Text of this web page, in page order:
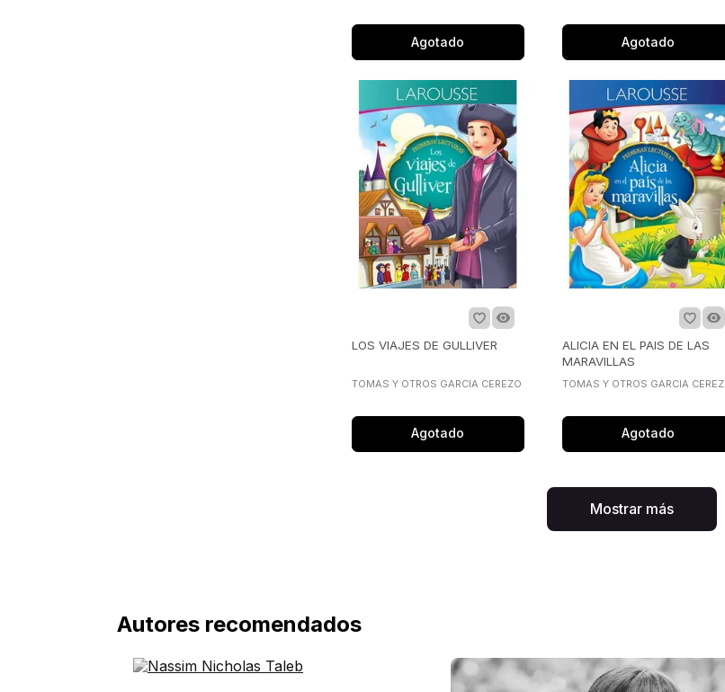
Agotado Agotado
LOS VIAJES DE GULLIVER
TOMAS Y OTROS GARCIA CEREZO
Agotado
ALICIA EN EL PAIS DE LAS
MARAVILLAS
TOMAS Y OTROS GARCIA
Agotado
Mostrar más
Autores recomendados